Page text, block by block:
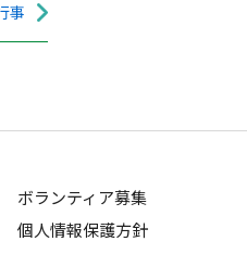
事
ボランティア募集
個人情報保護方針